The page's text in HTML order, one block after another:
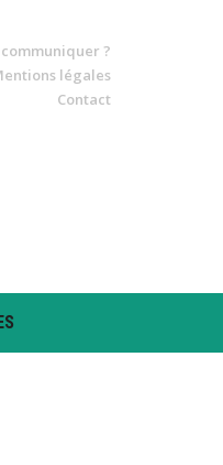
?
légales
Contact